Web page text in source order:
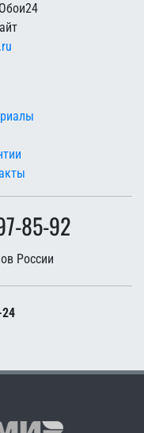
85-92
России